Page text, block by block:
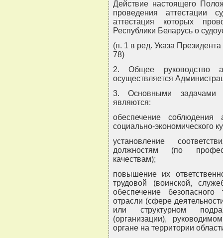
Действие настоящего
проведения аттестации
аттестация которых
Республики Беларусь о
(п. 1 в ред. Указа
78)
2. Общее руководство
осуществляется
3. Основными задачами
являются:
обеспечение соблюдения
социально-экономического
установление
должностям (по
качествам);
повышение их
трудовой (воинской,
обеспечение
отрасли (сфере
или структурном
(организации),
органе на территории